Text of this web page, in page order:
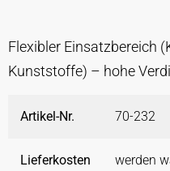
Flexibler Einsatzbereich
Kunststoffe) – hohe
Artikel-Nr. 70-232
Lieferkosten
werden